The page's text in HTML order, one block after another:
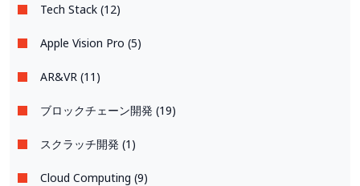
Tech Stack (12)
Apple Vision Pro (5)
AR&VR (11)
ブロックチェーン開発 (19)
スクラッチ開発 (1)
Cloud Computing (9)